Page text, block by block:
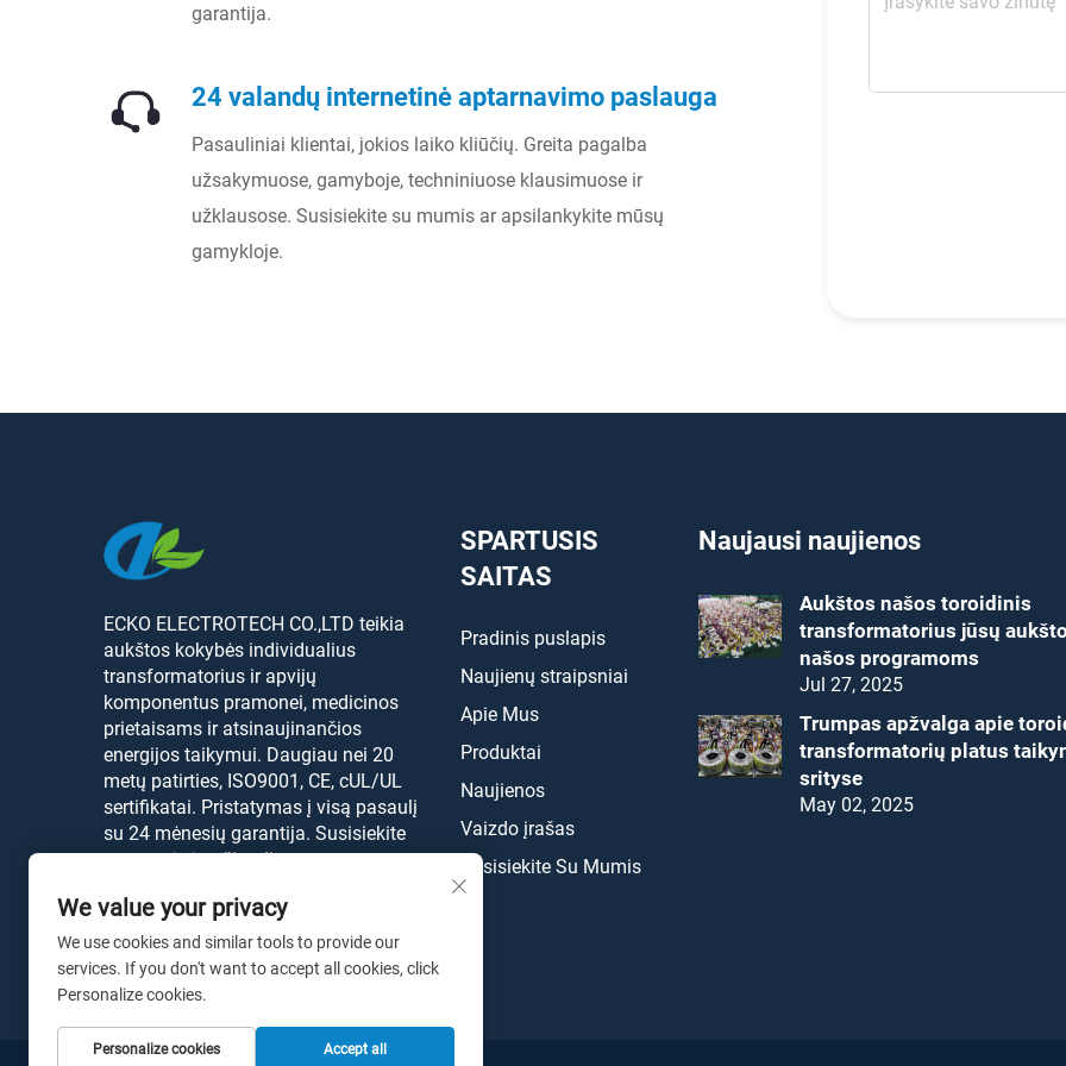
garantija.
24 valandų internetinė aptarnavimo paslauga
Pasauliniai klientai, jokios laiko kliūčių. Greita pagalba
užsakymuose, gamyboje, techniniuose klausimuose ir
užklausose. Susisiekite su mumis ar apsilankykite mūsų
gamykloje.
ECKO ELECTROTECH CO.,LTD teikia
aukštos kokybės individualius
transformatorius ir apvijų
komponentus pramonei, medicinos
prietaisams ir atsinaujinančios
energijos taikymui. Daugiau nei 20
metų patirties, ISO9001, CE, cUL/UL
sertifikatai. Pristatymas į visą pasaulį
su 24 mėnesių garantija. Susisiekite
su mumis jau šiandien.
SPARTUSIS
SAITAS
Pradinis puslapis
Naujienų straipsniai
Apie Mus
Produktai
Naujienos
Vaizdo įrašas
Susisiekite Su Mumis
Naujausi naujienos
Aukštos našos toroidinis
transformatorius jūsų
našos programoms
Jul 27, 2025
Trumpas apžvalga apie
transformatorių platus
srityse
May 02, 2025
We value your privacy
We use cookies and similar tools to provide our
services. If you don't want to accept all cookies, click
Personalize cookies.
Personalize cookies Accept all